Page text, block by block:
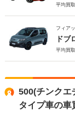
平均買
フィア
ドブ
平均買
500(チンクエ
タイプ車の車